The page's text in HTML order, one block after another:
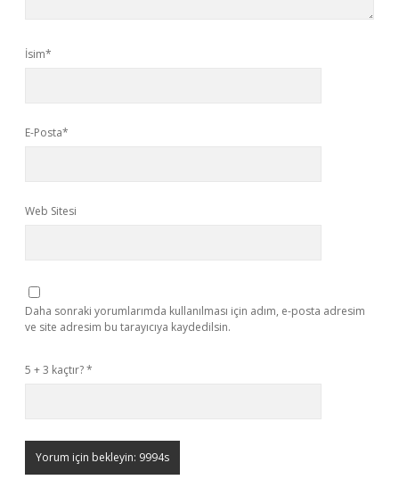
İsim*
E-Posta*
Web Sitesi
Daha sonraki yorumlarımda kullanılması için adım, e-posta adresim
ve site adresim bu tarayıcıya kaydedilsin.
5 + 3 kaçtır?*